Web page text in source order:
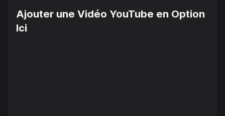
Ajouter une Vidéo YouTube en Option
Ici